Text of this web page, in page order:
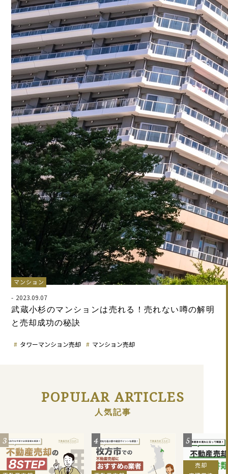
マンション
2023.09.07
武蔵小杉のマンションは売れる！売れない噂の解明
と売却成功の秘訣
タワーマンション売却 マンション売却
POPULAR ARTICLES
人気記事
3 4 5
売却